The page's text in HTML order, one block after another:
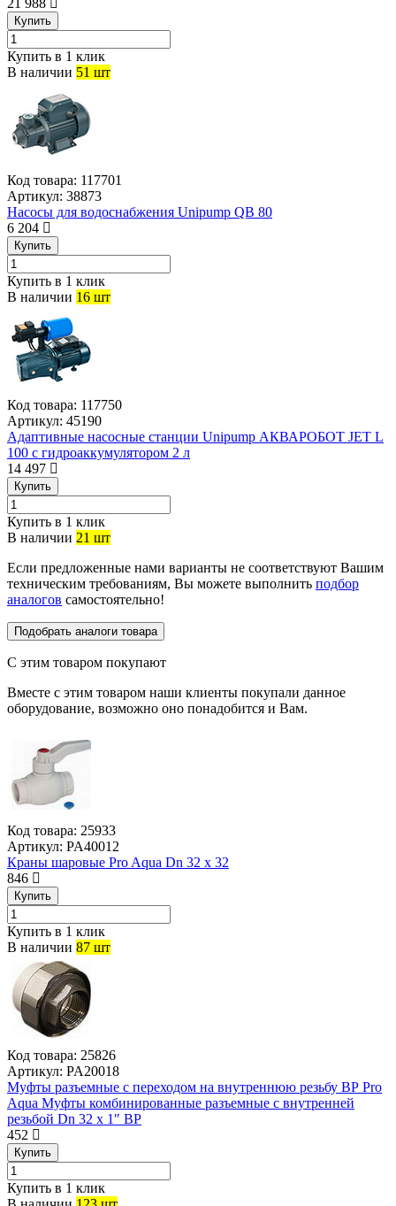
21 988
Купить
Купить в 1 клик
В наличии 51 шт
Код товара: 117701
Артикул: 38873
Насосы для водоснабжения Unipump QB 80
6 204
Купить
Купить в 1 клик
В наличии 16 шт
Код товара: 117750
Артикул: 45190
Адаптивные насосные станции Unipump АКВАРОБОТ JET L
100 с гидроаккумулятором 2 л
14 497
Купить
Купить в 1 клик
В наличии 21 шт
Если предложенные нами варианты не соответствуют Вашим
техническим требованиям, Вы можете выполнить подбор
аналогов самостоятельно!
Подобрать аналоги товара
С этим товаром покупают
Вместе с этим товаром наши клиенты покупали данное
оборудование, возможно оно понадобится и Вам.
Код товара: 25933
Артикул: PA40012
Краны шаровые Pro Aqua Dn 32 х 32
846
Купить
Купить в 1 клик
В наличии 87 шт
Код товара: 25826
Артикул: PA20018
Муфты разъемные с переходом на внутреннюю резьбу ВР Pro
Aqua Муфты комбинированные разъемные с внутренней
резьбой Dn 32 х 1″ ВР
452
Купить
Купить в 1 клик